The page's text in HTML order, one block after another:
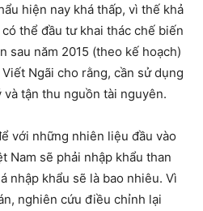
hiện nay khá thấp, vì thế khả
thể đầu tư khai thác chế biến
sau năm 2015 (theo kế hoạch)
Ngãi cho rằng, cần sử dụng
tận thu nguồn tài nguyên.
với những nhiên liệu đầu vào
Nam sẽ phải nhập khẩu than
nhập khẩu sẽ là bao nhiêu. Vì
nghiên cứu điều chỉnh lại